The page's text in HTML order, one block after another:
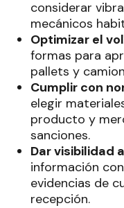
considerar
mecánicos
Optimizar el
formas para
pallets y
Cumplir con
elegir
producto y
sanciones.
Dar visibilidad
información
evidencias de
recepción.